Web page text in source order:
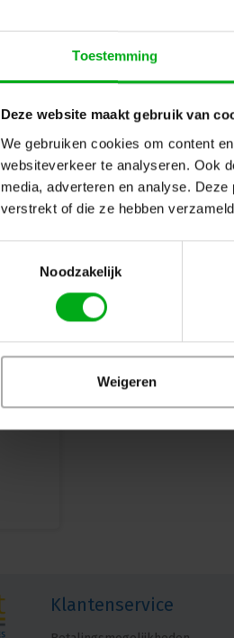
Toestemming
Deze website maakt gebruik van
We gebruiken cookies om content
websiteverkeer te analyseren. Ook
media, adverteren en analyse.
verstrekt of die ze hebben
Noodzakelijk
Weigeren
Klantenservice